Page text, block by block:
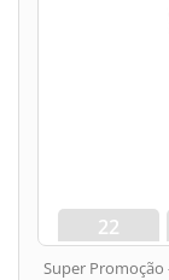
22
dias
Super